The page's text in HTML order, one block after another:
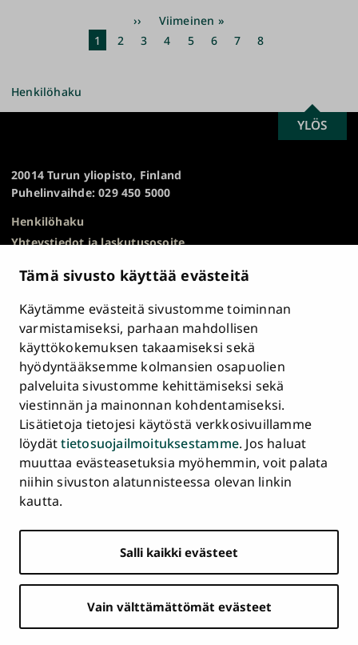
Tämä sivusto käyttää evästeitä
Käytämme evästeitä sivustomme toiminnan
varmistamiseksi, parhaan mahdollisen
käyttökokemuksen takaamiseksi sekä
hyödyntääksemme kolmansien osapuolien
palveluita sivustomme kehittämiseksi sekä
viestinnän ja mainonnan kohdentamiseksi.
Lisätietoja tietojesi käytöstä verkkosivuillamme
löydättietosuojailmoituksestamme. Jos haluat
muuttaa evästeasetuksia myöhemmin, voit palata
niihin sivuston alatunnisteessa olevan linkin
kautta.
Salli kaikki evästeet
Vain välttämättömät evästeet
Seuraava
sivu
››
Viimeinen
sivu
Viimeinen »
Nykyinen
1 Sivu
2 Sivu
3 Sivu
4 Sivu
5 Sivu
6 Sivu
7 Sivu
8
Henkilöhaku
20014 Turun yliopisto, Finland
Puhelinvaihde: 029 450 5000
Henkilöhaku
Yhteystiedot ja laskutusosoite
HR Excellence in Research
Tietosuojailmoitus
Asiakirjajulkisuuskuvaus ja tietopyynnöt
Väärinkäytösepäilyt
Saavutettavuusseloste
Palaute
Intranet ja sähköiset työkalut
Evästeasetukset
Päävalikko
alatunnisteessa
ETUSIVU
YHTEISTYÖ
Turun
yliopisto
Turun
yliopisto
TurunTurunTurunTurun
SCROLL
TO
YLÖS